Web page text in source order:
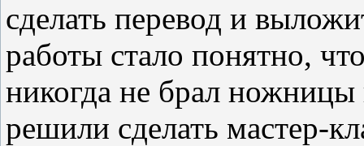
сделать перевод и
работы стало понятно,
никогда не брал
решили сделать мастер-